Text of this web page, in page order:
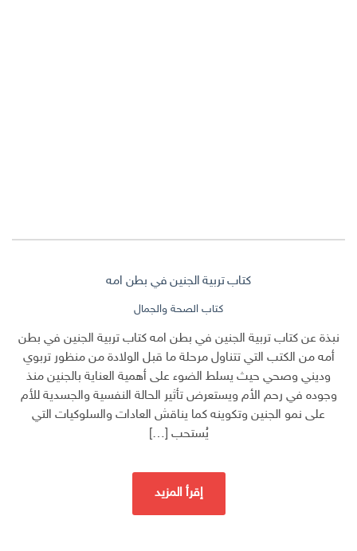
كتاب تربية الجنين في بطن امه
كتاب الصحة والجمال
نبذة عن كتاب تربية الجنين في بطن امه كتاب تربية الجنين في بطن
أمه من الكتب التي تتناول مرحلة ما قبل الولادة من منظور تربوي
وديني وصحي حيث يسلط الضوء على أهمية العناية بالجنين منذ
وجوده في رحم الأم ويستعرض تأثير الحالة النفسية والجسدية للأم
على نمو الجنين وتكوينه كما يناقش العادات والسلوكيات التي
يُستحب […]
إقرأ المزيد